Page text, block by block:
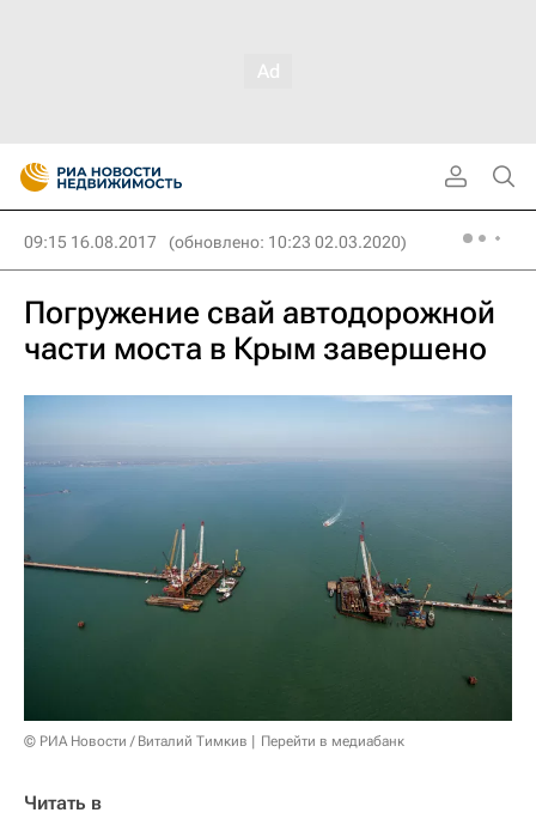
09:15 16.08.2017 (обновлено: 10:23 02.03.2020)
Погружение свай автодорожной
части моста в Крым завершено
© РИА Новости / Виталий Тимкив Перейти в медиабанк
Читать в